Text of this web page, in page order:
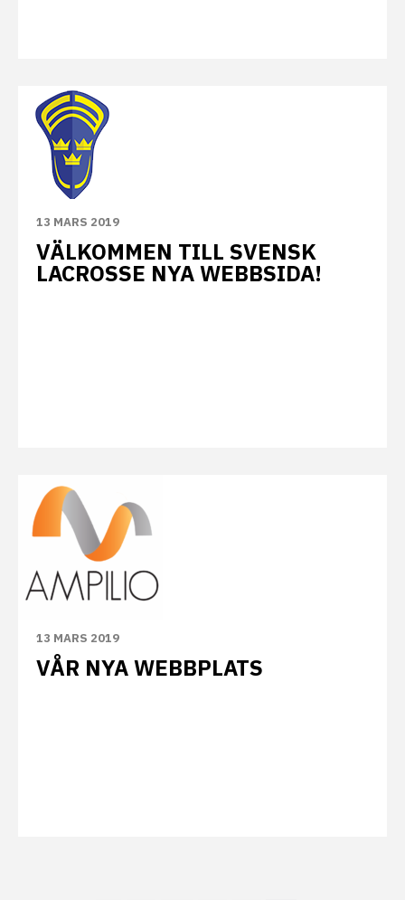
13 MARS 2019
VÄLKOMMEN TILL SVENSK
LACROSSE NYA WEBBSIDA!
13 MARS 2019
VÅR NYA WEBBPLATS